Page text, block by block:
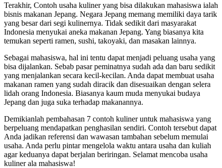
Terakhir, Contoh usaha kuliner yang bisa dilakukan mahasiswa ialah
bisnis makanan Jepang. Negara Jepang memang memiliki daya tarik
yang besar dari segi kulinernya. Tidak sedikit dari masyarakat
Indonesia menyukai aneka makanan Jepang. Yang biasanya kita
temukan seperti ramen, sushi, takoyaki, dan masakan lainnya.
Sebagai mahasiswa, hal ini tentu dapat menjadi peluang usaha yang
bisa dijalankan. Sebab pasar peminatnya sudah ada dan baru sedikit
yang menjalankan secara kecil-kecilan. Anda dapat membuat usaha
makanan ramen yang sudah diracik dan disesuaikan dengan selera
lidah orang Indonesia. Biasanya kaum muda menyukai budaya
Jepang dan juga suka terhadap makanannya.
Demikianlah pembahasan 7 contoh kuliner untuk mahasiswa yang
berpeluang mendapatkan penghasilan sendiri. Contoh tersebut dapat
Anda jadikan referensi dan wawasan tambahan sebelum memulai
usaha. Anda perlu pintar mengelola waktu antara usaha dan kuliah
agar keduanya dapat berjalan beriringan. Selamat mencoba usaha
kuliner ala mahasiswa!